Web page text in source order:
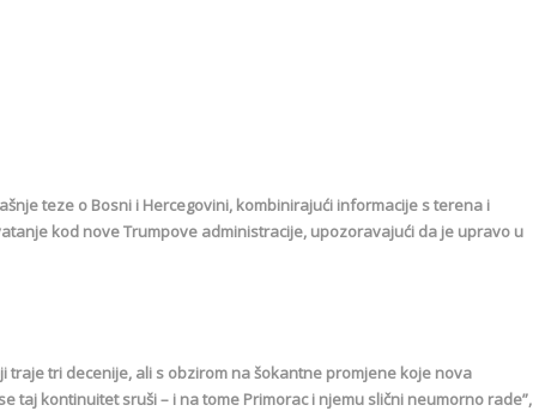
teze o Bosni i Hercegovini, kombinirajući informacije s terena i
kod nove Trumpove administracije, upozoravajući da je upravo u
traje tri decenije, ali s obzirom na šokantne promjene koje nova
taj kontinuitet sruši – i na tome Primorac i njemu slični neumorno rade”,